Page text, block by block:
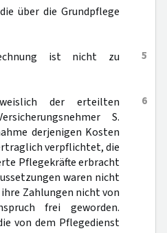
über die Grundpflege
5
ist nicht zu
6
der erteilten
S.
derjenigen Kosten
verpflichtet, die
Pflegekräfte erbracht
waren nicht
Zahlungen nicht von
frei geworden.
von dem Pflegedienst